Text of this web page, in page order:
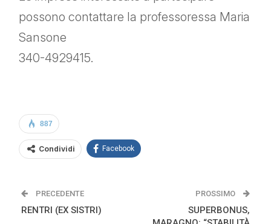
possono contattare la professoressa Maria
Sansone
340-4929415.
887
Condividi Facebook
PRECEDENTE
RENTRI (EX SISTRI)
PROSSIMO
SUPERBONUS,